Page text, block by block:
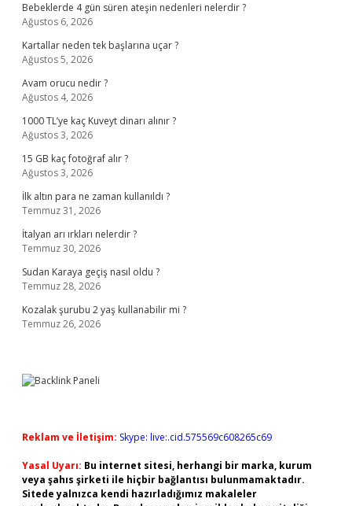
Bebeklerde 4 gün süren ateşin nedenleri nelerdir ?
Ağustos 6, 2026
Kartallar neden tek başlarına uçar ?
Ağustos 5, 2026
Avam orucu nedir ?
Ağustos 4, 2026
1000 TL’ye kaç Kuveyt dinarı alınır ?
Ağustos 3, 2026
15 GB kaç fotoğraf alır ?
Ağustos 3, 2026
İlk altın para ne zaman kullanıldı ?
Temmuz 31, 2026
İtalyan arı ırkları nelerdir ?
Temmuz 30, 2026
Sudan Karaya geçiş nasıl oldu ?
Temmuz 28, 2026
Kozalak şurubu 2 yaş kullanabilir mi ?
Temmuz 26, 2026
Reklam ve İletişim: Skype: live:.cid.575569c608265c69
Yasal Uyarı: Bu internet sitesi, herhangi bir marka, kurum
veya şahıs şirketi ile hiçbir bağlantısı bulunmamaktadır.
Sitede yalnızca kendi hazırladığımız makaleler